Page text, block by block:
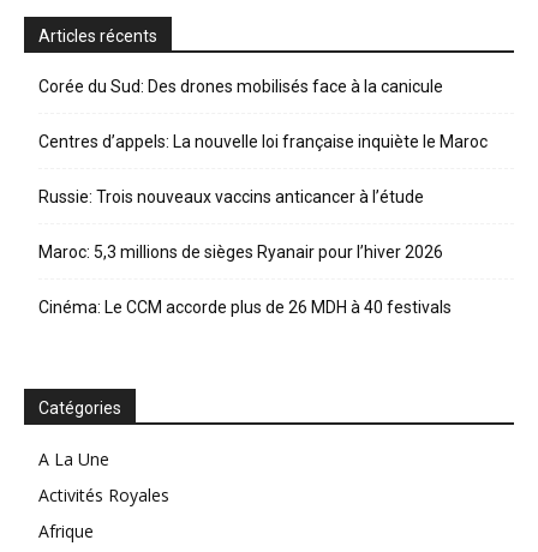
Articles récents
Corée du Sud: Des drones mobilisés face à la canicule
Centres d’appels: La nouvelle loi française inquiète le Maroc
Russie: Trois nouveaux vaccins anticancer à l’étude
Maroc: 5,3 millions de sièges Ryanair pour l’hiver 2026
Cinéma: Le CCM accorde plus de 26 MDH à 40 festivals
Catégories
A La Une
Activités Royales
Afrique